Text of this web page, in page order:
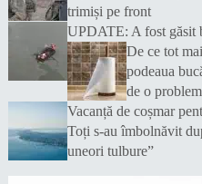
trimiși pe front
UPDATE: A fost găsit
De ce tot
podeaua
de o
Vacanță de coșmar
Toți s-au îmbolnăvit
uneori tulbure”